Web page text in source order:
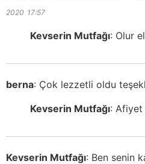
2020 17:57
Kevserin Mutfağı: Olur
berna: Çok lezzetli oldu
Kevserin Mutfağı:
Kevserin Mutfağı: Ben senin